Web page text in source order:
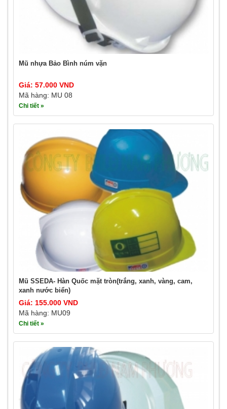
Mũ nhựa Bảo Bình núm vặn
Giá: 57.000 VND
Mã hàng: MU 08
Chi tiết »
Mũ SSEDA- Hàn Quốc mặt tròn(trắng, xanh, vàng, cam,
xanh nước biển)
Giá: 155.000 VND
Mã hàng: MU09
Chi tiết »